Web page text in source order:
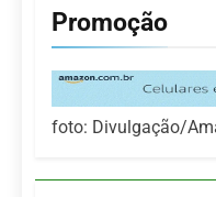
Promoção
foto: Divulgação/